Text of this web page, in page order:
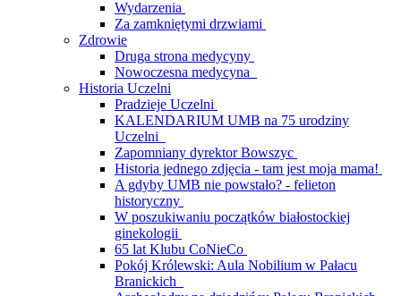
Wydarzenia
Za zamkniętymi drzwiami
Zdrowie
Druga strona medycyny
Nowoczesna medycyna
Historia Uczelni
Pradzieje Uczelni
KALENDARIUM UMB na 75 urodziny
Uczelni
Zapomniany dyrektor Bowszyc
Historia jednego zdjęcia - tam jest moja mama!
A gdyby UMB nie powstało? - felieton
historyczny
W poszukiwaniu początków białostockiej
ginekologii
65 lat Klubu CoNieCo
Pokój Królewski: Aula Nobilium w Pałacu
Branickich